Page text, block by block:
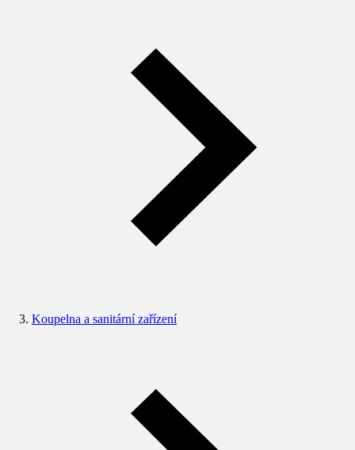
Koupelna a sanitární zařízení